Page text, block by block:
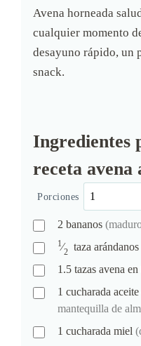
Avena horneada
cualquier momento
desayuno rápido, un
snack.
Ingredientes
receta avena
Porciones
2 bananos
1⁄2 taza arándanos
1.5 tazas avena
1 cucharada
mantequilla de
1 cucharada miel